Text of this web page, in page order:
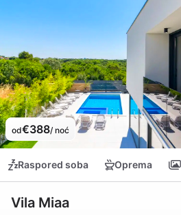
od€388/ noć
Raspored soba Oprema
Vila Miaa